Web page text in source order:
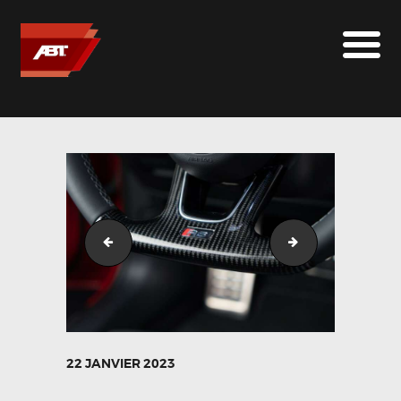
ABT SPORTSLINE FRANCE
MARQUES
LE SUR-MESURE
ABT
CONTACT
ABT_RS4-S_GR21-13 ABT_RS4-
22 JANVIER 2023